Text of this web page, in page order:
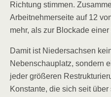
Richtung stimmen.
Arbeitnehmerseite auf 12
mehr, als zur Blockade
Damit ist Niedersachsen
Nebenschauplatz, sondern
jeder größeren
Konstante, die sich seit